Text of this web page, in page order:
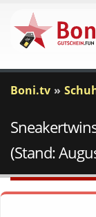
Boni.tv
(Stand: